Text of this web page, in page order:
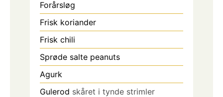
Forårsløg
Frisk koriander
Frisk chili
Sprøde salte peanuts
Agurk
Gulerod skåret i tynde strimler